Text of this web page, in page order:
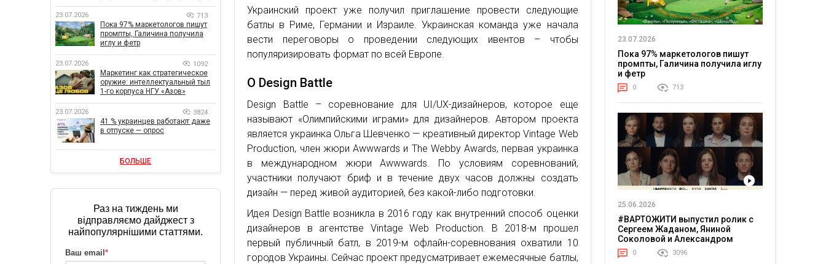
Украинский проект уже получил приглашение провести следующие
батлы в Риме, Германии и Израиле. Украинская команда уже начала
вести переговоры о проведении следующих ивентов – чтобы
популяризировать формат по всей Европе.
О Design Battle
Design Battle – соревнование для UI/UX-дизайнеров, которое еще
называют «Олимпийскими играми» для дизайнеров. Автором проекта
является украинка Ольга Шевченко — креативный директор Vintage Web
Production, член жюри Awwwards и The Webby Awards, первая украинка
в международном жюри Awwwards. По условиям соревнований,
участники получают бриф и в течение двух часов должны создать
дизайн — перед живой аудиторией, без какой-либо подготовки.
Идея Design Battle возникла в 2016 году как внутренний способ оценки
дизайнеров в агентстве Vintage Web Production. В 2018-м прошел
первый публичный батл, в 2019-м офлайн-соревнования охватили 10
городов Украины. Сейчас проект предусматривает ежемесячные батлы,
23.07.2026 713
Пока 97% маркетологов пишут
промпты, Галичина получила
иглу и фетр
23.07.2026 1092
Маркетинг как стратегическое
оружие: интеллектуальный тыл
1-го корпуса НГУ «Азов»
23.07.2026 3824
41 % украинцев работают даже
в отпуске — опрос
БОЛЬШЕ
Раз на тиждень ми
відправляємо дайджест з
найпопулярнішими статтями.
Ваш email *
23.07.2026
Пока 97% маркетологов пишут
промпты, Галичина получила иглу
и фетр
0 713
25.06.2026
#ВАРТОЖИТИ выпустил ролик с
Сергеем Жаданом, Яниной
Соколовой и Александром
Тереном о жизни в постоянном
напряжении
0 3096